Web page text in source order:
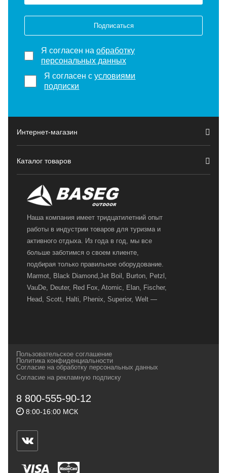
Подписаться
Я согласен на обработку
персональных данных
Я согласен сусловиями
подписки
Интернет-магазин
Каталог товаров
Наша компания имеет тридцатилетний опыт
работы в индустрии товаров для туризма и
активного отдыха. Из года в год, мы все
больше заботимся о своем клиенте,
подбирая только правильное оборудование.
Marmot, Black Diamond,Jet Boil, Burton, Petzl,
VauDe, Deuter, Red Fox, Atomic, Elan, Fischer,
Head, Scott, Halti, Phenix, Superior, Welt —
и взыскательных путешественников,
спортсменов и отдыхающих.
Геннадьевич
ИНН 590300057023 ОГРН 304590319000121
ул.Советская, 25, магазин Басег.
Тел./факс (342) 2101242
Пользовательское соглашение
Политика конфиденциальности
Согласие на обработку персональных данных
Согласие на рекламную подписку
8 800-555-90-12
8:00-16:00 МСК